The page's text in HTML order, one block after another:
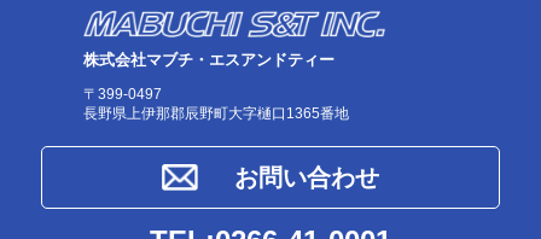
株式会社マブチ・エスアンドティー
〒399-0497
長野県上伊那郡辰野町大字樋口1365番地
お問い合わせ